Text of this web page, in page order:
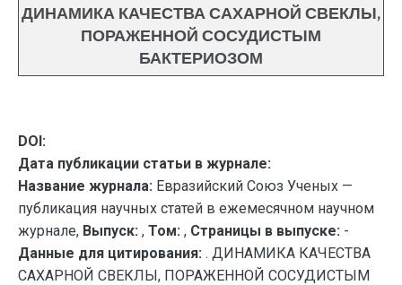
ДИНАМИКА КАЧЕСТВА САХАРНОЙ СВЕКЛЫ,
ПОРАЖЕННОЙ СОСУДИСТЫМ
БАКТЕРИОЗОМ
DOI:
Дата публикации статьи в журнале:
Название журнала: Евразийский Союз Ученых —
публикация научных статей в ежемесячном научном
журнале, Выпуск: , Том: , Страницы в выпуске: -
Данные для цитирования: . ДИНАМИКА КАЧЕСТВА
САХАРНОЙ СВЕКЛЫ, ПОРАЖЕННОЙ СОСУДИСТЫМ